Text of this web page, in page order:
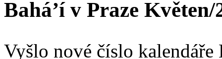
Bahá’í v Praze Květen/
Vyšlo nové číslo kalendáře